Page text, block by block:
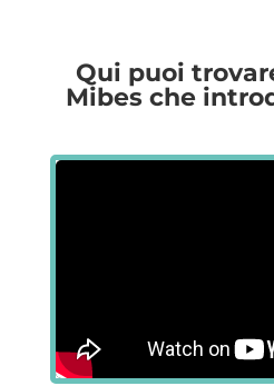
Qui puoi
Mibes che